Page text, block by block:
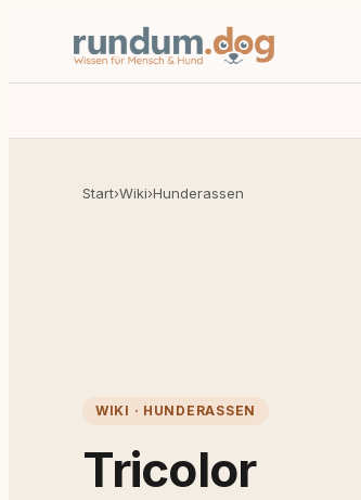
Start›Wiki›Hunderassen
WIKI · HUNDERASSEN
Tricolor